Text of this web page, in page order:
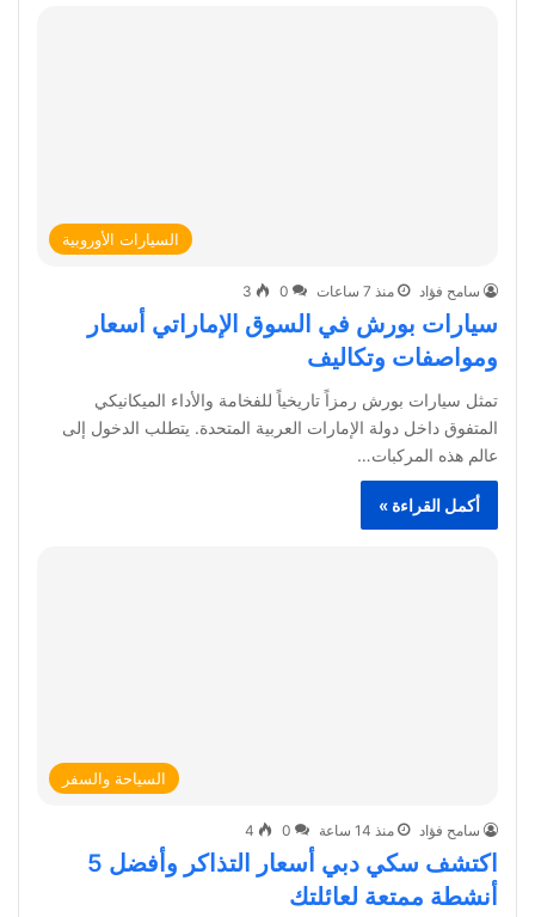
السيارات الأوروبية
سامح فؤاد منذ 7 ساعات 0
3
سيارات بورش في السوق الإماراتي أسعار
ومواصفات وتكاليف
تمثل سيارات بورش رمزاً تاريخياً للفخامة والأداء الميكانيكي
المتفوق داخل دولة الإمارات العربية المتحدة. يتطلب الدخول إلى
عالم هذه المركبات…
أكمل القراءة »
السياحة والسفر
سامح فؤاد منذ 14 ساعة 0
4
اكتشف سكي دبي أسعار التذاكر وأفضل 5
أنشطة ممتعة لعائلتك